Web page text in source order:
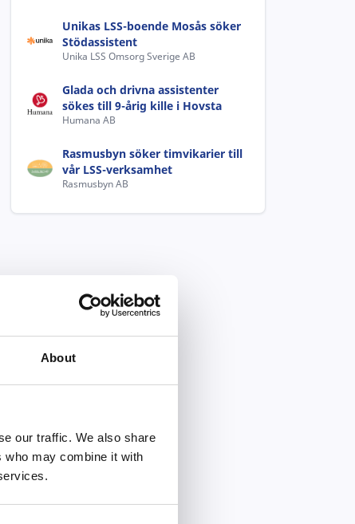
About
our traffic. We also share
who may combine it with
Unikas LSS-boende Mosås söker
Stödassistent
Unika LSS Omsorg Sverige AB
Glada och drivna assistenter
sökes till 9-årig kille i Hovsta
Humana AB
Rasmusbyn söker timvikarier till
vår LSS-verksamhet
Rasmusbyn AB